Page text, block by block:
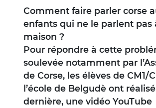
Comment faire parler corse
enfants qui ne le parlent pas
maison ?
Pour répondre à cette
soulevée notamment par
de Corse, les élèves de CM1/
l’école de Belgudè ont
dernière, une vidéo YouTube